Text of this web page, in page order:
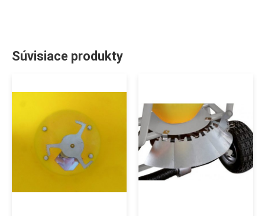
Súvisiace produkty